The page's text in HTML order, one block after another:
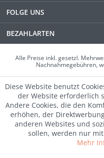
FOLGE UNS
BEZAHLARTEN
Alle Preise inkl. gesetzl.
Nachnahmegebühren,
Diese Website benutzt
der Website erforderlich
Andere Cookies, die den
erhöhen, der
anderen Websites und
sollen, werden nur
Mehr